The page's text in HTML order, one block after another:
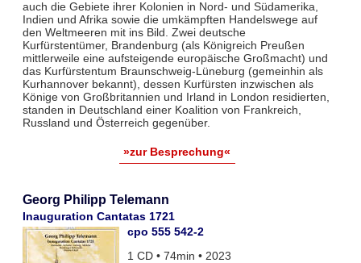
auch die Gebiete ihrer Kolonien in Nord- und Südamerika,
Indien und Afrika sowie die umkämpften Handelswege auf
den Weltmeeren mit ins Bild. Zwei deutsche
Kurfürstentümer, Brandenburg (als Königreich Preußen
mittlerweile eine aufsteigende europäische Großmacht) und
das Kurfürstentum Braunschweig-Lüneburg (gemeinhin als
Kurhannover bekannt), dessen Kurfürsten inzwischen als
Könige von Großbritannien und Irland in London residierten,
standen in Deutschland einer Koalition von Frankreich,
Russland und Österreich gegenüber.
»zur Besprechung«
Georg Philipp Telemann
Inauguration Cantatas 1721
cpo 555 542-2
1 CD • 74min • 2023